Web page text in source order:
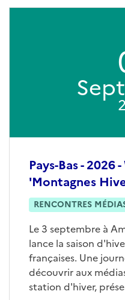
Pays-Bas - 2026
'Montagnes
RENCONTRES
Le 3 septembre à
lance la saison
françaises. Une
découvrir aux
station d'hiver,